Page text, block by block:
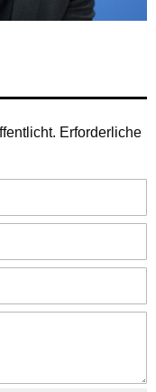
Erforderliche